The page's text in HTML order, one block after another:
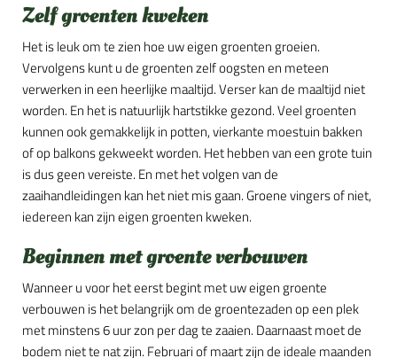
Zelf groenten kweken
Het is leuk om te zien hoe uw eigen groenten groeien.
Vervolgens kunt u de groenten zelf oogsten en meteen
verwerken in een heerlijke maaltijd. Verser kan de maaltijd niet
worden. En het is natuurlijk hartstikke gezond. Veel groenten
kunnen ook gemakkelijk in potten, vierkante moestuin bakken
of op balkons gekweekt worden. Het hebben van een grote tuin
is dus geen vereiste. En met het volgen van de
zaaihandleidingen kan het niet mis gaan. Groene vingers of niet,
iedereen kan zijn eigen groenten kweken.
Beginnen met groente verbouwen
Wanneer u voor het eerst begint met uw eigen groente
verbouwen is het belangrijk om de groentezaden op een plek
met minstens 6 uur zon per dag te zaaien. Daarnaast moet de
bodem niet te nat zijn. Februari of maart zijn de ideale maanden